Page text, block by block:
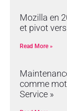
Mozilla en
et pivot
Read More »
comme
Service »